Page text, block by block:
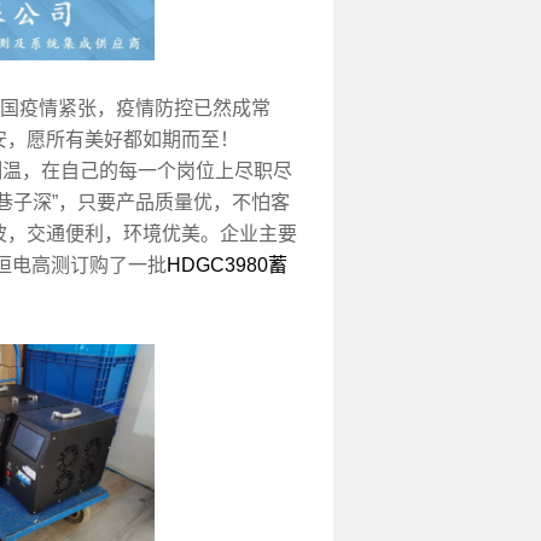
疫情紧张，疫情防控已然成常
愿所有美好都如期而至！
，在自己的每一个岗位上尽职尽
子深”，只要产品质量优，不怕客
交通便利，环境优美。企业主要
电高测订购了一批HDGC3980蓄